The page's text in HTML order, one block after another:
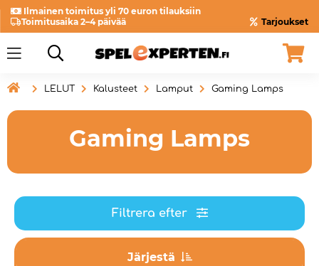
Ilmainen toimitus yli 70 euron tilauksiin
Toimitusaika 2–4 päivää
Tarjoukset
 LELUT Kalusteet Lamput Gaming Lamps
Gaming Lamps
Filtrera efter
Järjestä